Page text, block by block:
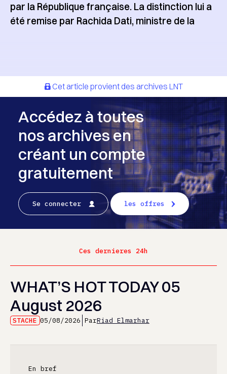
par la République française. La distinction lui a
été remise par Rachida Dati, ministre de la
Cet article provient des archives LNT
Accédez à toutes
nos archives en
créant un compte
gratuitement
Se connecter les offres
Ces dernieres 24h
WHAT’S HOT TODAY 05
August 2026
STACHE 05/08/2026 ParRiad Elmarhar
En bref